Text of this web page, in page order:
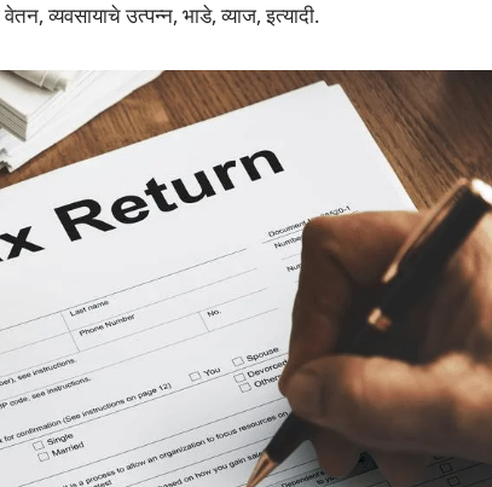
व्यवसायाचे उत्पन्न, भाडे, व्याज, इत्यादी.